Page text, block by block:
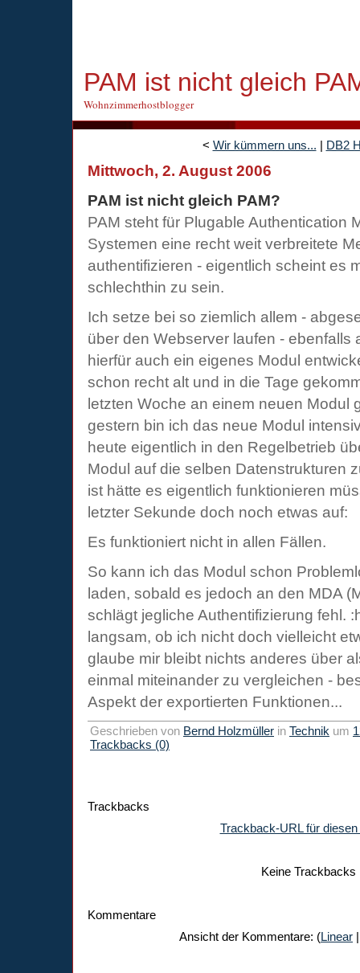
PAM ist nicht gleich
Wohnzimmerhostblogger
< Wir kümmern uns... | DB2
Mittwoch, 2. August 2006
PAM ist nicht gleich PAM?
PAM steht für Plugable Authentication
Systemen eine recht weit verbreitete
authentifizieren - eigentlich scheint es
schlechthin zu sein.
Ich setze bei so ziemlich allem -
über den Webserver laufen - ebenfalls
hierfür auch ein eigenes Modul
schon recht alt und in die Tage
letzten Woche an einem neuen Modul
gestern bin ich das neue Modul
heute eigentlich in den Regelbetrieb
Modul auf die selben Datenstrukturen
ist hätte es eigentlich funktionieren
letzter Sekunde doch noch etwas auf:
Es funktioniert nicht in allen Fällen.
So kann ich das Modul schon
laden, sobald es jedoch an den MDA
schlägt jegliche Authentifizierung fehl.
langsam, ob ich nicht doch vielleicht
glaube mir bleibt nichts anderes über
einmal miteinander zu vergleichen -
Aspekt der exportierten Funktionen...
Geschrieben von Bernd Holzmüller in Technik um
Trackbacks (0)
Trackbacks
Trackback-URL für diesen
Keine Trackbacks
Kommentare
Ansicht der Kommentare: (Linear